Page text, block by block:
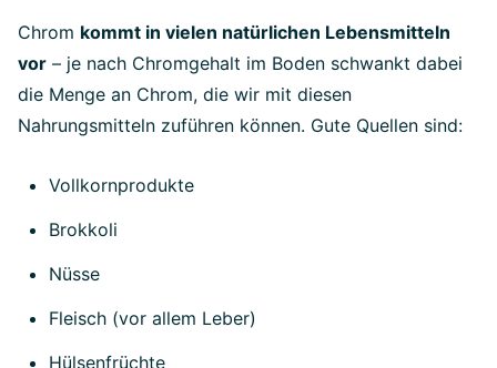
Chrom kommt in vielen natürlichen Lebensmitteln
vor – je nach Chromgehalt im Boden schwankt dabei
die Menge an Chrom, die wir mit diesen
Nahrungsmitteln zuführen können. Gute Quellen sind:
Vollkornprodukte
Brokkoli
Nüsse
Fleisch (vor allem Leber)
Hülsenfrüchte